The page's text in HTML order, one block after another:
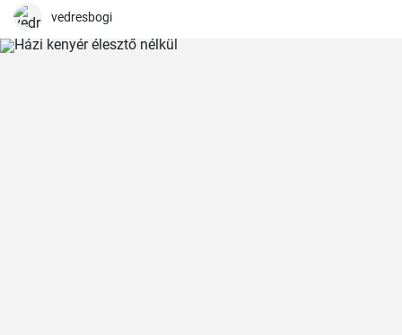
vedresbogi